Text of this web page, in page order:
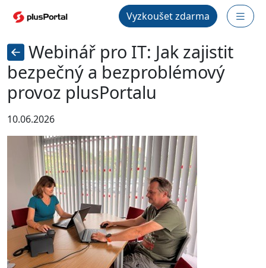
Vyzkoušet zdarma
Webinář pro IT: Jak zajistit
bezpečný a bezproblémový
provoz plusPortalu
10.06.2026